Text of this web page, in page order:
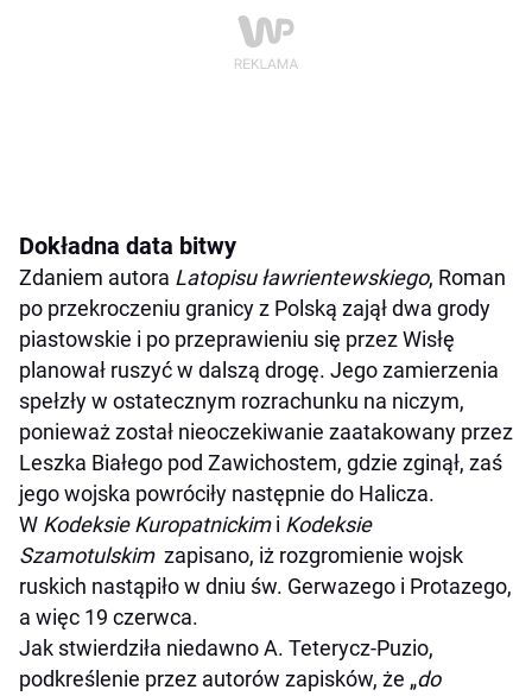
Dokładna data bitwy
Zdaniem autora Latopisu ławrientewskiego, Roman
po przekroczeniu granicy z Polską zajął dwa grody
piastowskie i po przeprawieniu się przez Wisłę
planował ruszyć w dalszą drogę. Jego zamierzenia
spełzły w ostatecznym rozrachunku na niczym,
ponieważ został nieoczekiwanie zaatakowany przez
Leszka Białego pod Zawichostem, gdzie zginął, zaś
jego wojska powróciły następnie do Halicza.
W Kodeksie Kuropatnickimi Kodeksie
Szamotulskimzapisano, iż rozgromienie wojsk
ruskich nastąpiło w dniu św. Gerwazego i Protazego,
a więc 19 czerwca.
Jak stwierdziła niedawno A. Teterycz-Puzio,
podkreślenie przez autorów zapisków, że „do